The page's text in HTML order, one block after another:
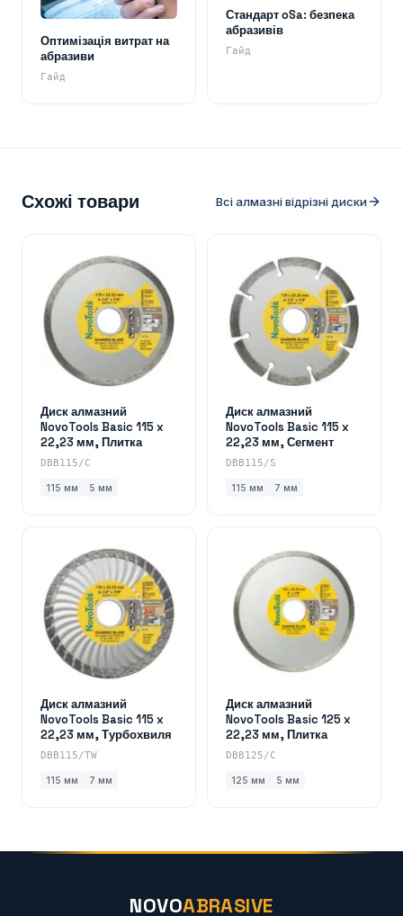
Оптимізація витрат на
абразиви
Гайд
Стандарт oSa: безпека
абразивів
Гайд
Схожі товари Всі алмазні відрізні диски
Диск алмазний
NovoTools Basic 115 x
22,23 мм, Плитка
DBB115/C
115 мм 5 мм
Диск алмазний
NovoTools Basic 115 x
22,23 мм, Сегмент
DBB115/S
115 мм 7 мм
Диск алмазний
NovoTools Basic 115 x
22,23 мм, Турбохвиля
DBB115/TW
115 мм 7 мм
Диск алмазний
NovoTools Basic 125 x
22,23 мм, Плитка
DBB125/C
125 мм 5 мм
NOVOABRASIVE